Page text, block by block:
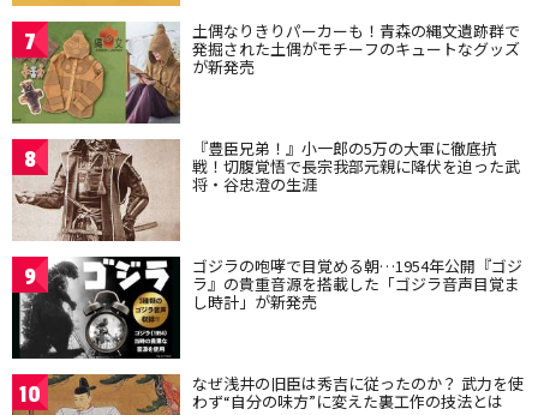
7 土偶なりきりパーカーも！青森の縄文遺跡群で
発掘された土偶がモチーフのキュートなグッズ
が新発売
8 『豊臣兄弟！』小一郎の5万の大軍に徹底抗
戦！切腹覚悟で長宗我部元親に降伏を迫った武
将・谷忠澄の生涯
9 ゴジラの咆哮で目覚める朝…1954年公開『ゴジ
ラ』の貴重音源を搭載した「ゴジラ音声目覚ま
し時計」が新発売
10 なぜ浅井の旧臣は秀吉に従ったのか？ 武力を使
わず“自分の味方”に変えた裏工作の技法とは